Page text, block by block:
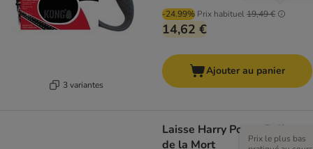
3 variantes
-24.99% Prix habituel19,49 €
14,62 €
Ajouter au panier
Laisse Harry Potter Reliques
de la Mort
Prix le plus bas